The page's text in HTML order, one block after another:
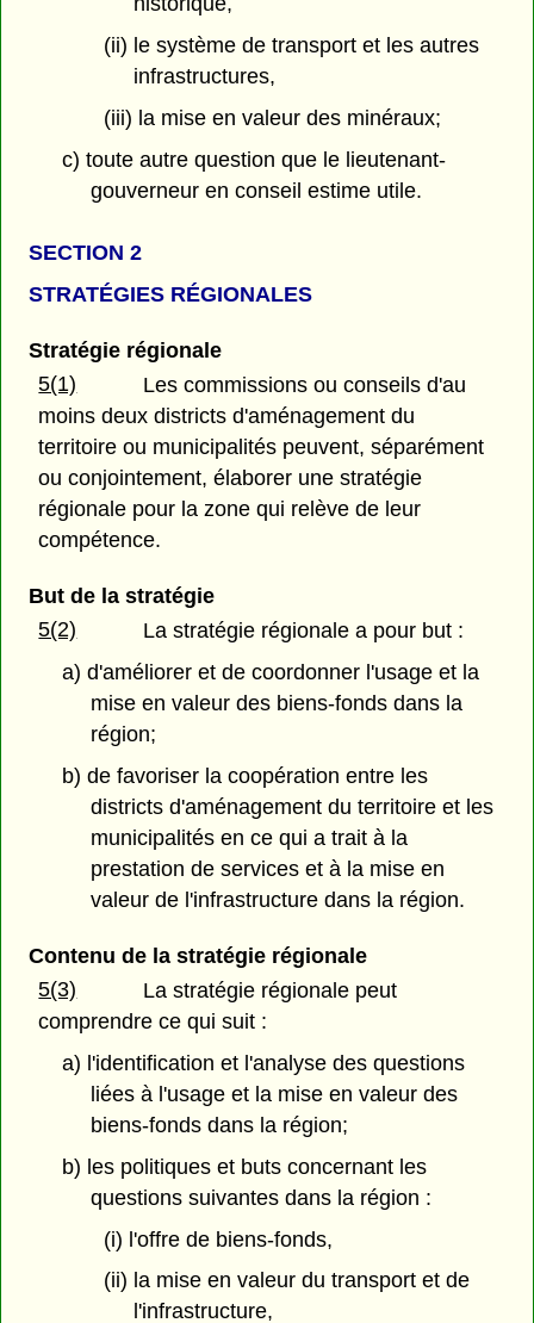
(ii) le système de transport et les autres
infrastructures,
(iii) la mise en valeur des minéraux;
c) toute autre question que le lieutenant-
gouverneur en conseil estime utile.
SECTION 2
STRATÉGIES RÉGIONALES
Stratégie régionale
5(1)
Les commissions ou conseils d'au
moins deux districts d'aménagement du
territoire ou municipalités peuvent, séparément
ou conjointement, élaborer une stratégie
régionale pour la zone qui relève de leur
compétence.
But de la stratégie
5(2)
La stratégie régionale a pour but :
a) d'améliorer et de coordonner l'usage et la
mise en valeur des biens-fonds dans la
région;
b) de favoriser la coopération entre les
districts d'aménagement du territoire et les
municipalités en ce qui a trait à la
prestation de services et à la mise en
valeur de l'infrastructure dans la région.
Contenu de la stratégie régionale
5(3)
La stratégie régionale peut
comprendre ce qui suit :
a) l'identification et l'analyse des questions
liées à l'usage et la mise en valeur des
biens-fonds dans la région;
b) les politiques et buts concernant les
questions suivantes dans la région :
(i) l'offre de biens-fonds,
(ii) la mise en valeur du transport et de
l'infrastructure,